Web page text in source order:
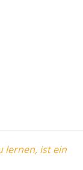
lernen, ist ein